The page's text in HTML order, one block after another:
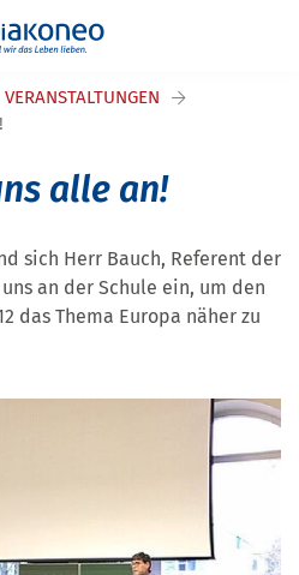
VERANSTALTUNGEN
alle an!
sich Herr Bauch, Referent der
an der Schule ein, um den
das Thema Europa näher zu